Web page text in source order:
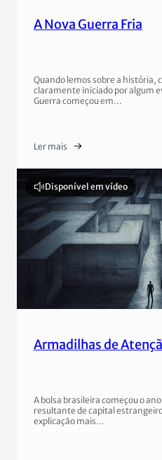
A Nova Guerra Fria
Quando lemos sobre a história,
claramente iniciado por algum
Guerra começou em…
Ler mais
Disponível em vídeo
Armadilhas de
A bolsa brasileira começou o
resultante de capital
explicação mais…